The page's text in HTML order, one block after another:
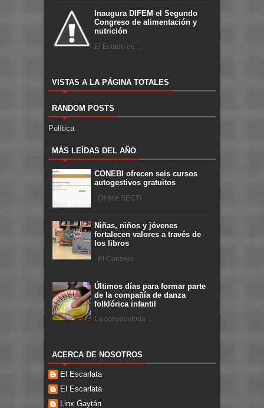
Inaugura DIFEM el Segundo
Congreso de alimentación y
nutrición
El Estado de ...
VISTAS A LA PÁGINA TOTALES
RANDOM POSTS
Política
MÁS LEÍDAS DEL AÑO
CONEBI ofrecen seis cursos
autogestivos gratuitos
Ofrece SECTI ...
Niñas, niños y jóvenes
fortalecen valores a través de
los libros
El Consejo ...
Últimos días para formar parte
de la compañía de danza
folklórica infantil
La convocatoria ...
ACERCA DE NOSOTROS
El Escarlata
El Escarlata
Linx Gaytán